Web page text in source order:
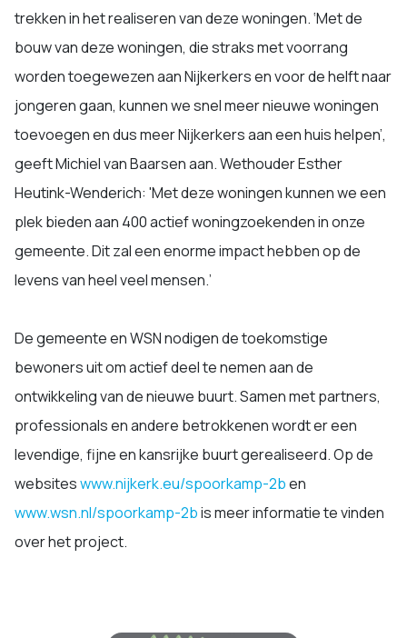
trekken in het realiseren van deze woningen. ‘Met de
bouw van deze woningen, die straks met voorrang
worden toegewezen aan Nijkerkers en voor de helft naar
jongeren gaan, kunnen we snel meer nieuwe woningen
toevoegen en dus meer Nijkerkers aan een huis helpen’,
geeft Michiel van Baarsen aan. Wethouder Esther
Heutink-Wenderich: 'Met deze woningen kunnen we een
plek bieden aan 400 actief woningzoekenden in onze
gemeente. Dit zal een enorme impact hebben op de
levens van heel veel mensen.’
De gemeente en WSN nodigen de toekomstige
bewoners uit om actief deel te nemen aan de
ontwikkeling van de nieuwe buurt. Samen met partners,
professionals en andere betrokkenen wordt er een
levendige, fijne en kansrijke buurt gerealiseerd. Op de
websiteswww.nijkerk.eu/spoorkamp-2ben
www.wsn.nl/spoorkamp-2bis meer informatie te vinden
over het project.